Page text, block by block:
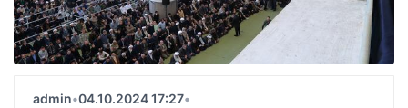
admin•04.10.2024 17:27•